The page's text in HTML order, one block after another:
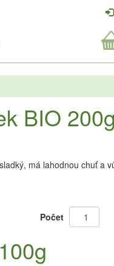
BIO
má lahodnou chuť a
Počet